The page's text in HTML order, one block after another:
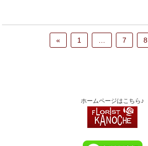
« 1 … 7 8
ホームページはこちら♪